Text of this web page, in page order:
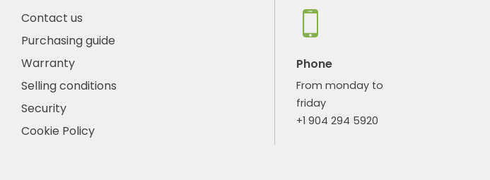
Contact us
Purchasing guide
Warranty
Selling conditions
Security
Cookie Policy
Phone
From monday to
friday
+1 904 294 5920